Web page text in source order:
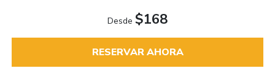
Desde $168
RESERVAR AHORA